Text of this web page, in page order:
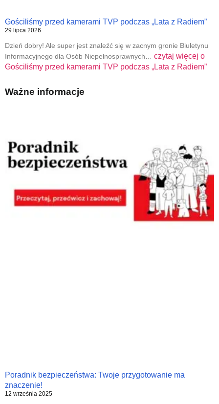
Gościliśmy przed kamerami TVP podczas „Lata z Radiem”
29 lipca 2026
Dzień dobry! Ale super jest znaleźć się w zacnym gronie Biuletynu
Informacyjnego dla Osób Niepełnosprawnych… czytaj więcej o
Gościliśmy przed kamerami TVP podczas „Lata z Radiem”
Ważne informacje
Poradnik bezpieczeństwa: Twoje przygotowanie ma
znaczenie!
12 września 2025